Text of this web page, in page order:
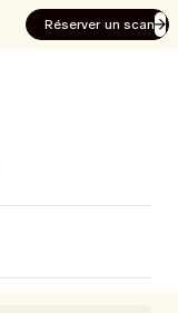
Réserver un scan